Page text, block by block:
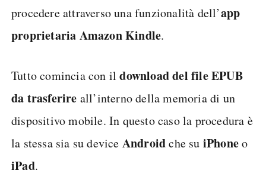
procedere attraverso una funzionalità dell’app
proprietaria Amazon Kindle.
Tutto comincia con ildownload del file EPUB
da trasferire all’interno della memoria di un
dispositivo mobile. In questo caso la procedura è
la stessa sia su device Androidche su iPhoneo
iPad.